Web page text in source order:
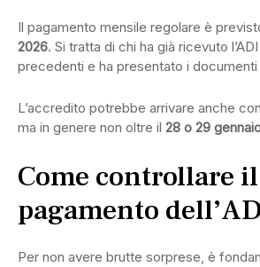
Il pagamento mensile regolare è
2026. Si tratta di chi ha già ricevuto
precedenti e ha presentato i
L’accredito potrebbe arrivare anche
ma in genere non oltre il 28 o 29
Come controllare il
pagamento
Per non avere brutte sorprese, è